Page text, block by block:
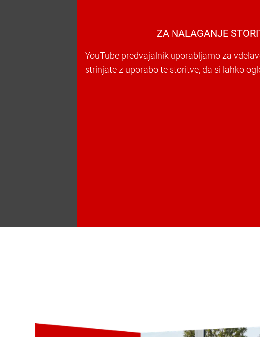
ZA NALAGANJE
YouTube predvajalnik uporabljamo za
strinjate z uporabo te storitve, da si lahko